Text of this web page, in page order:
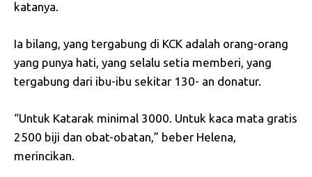
katanya.
Ia bilang, yang tergabung di KCK adalah orang-orang
yang punya hati, yang selalu setia memberi, yang
tergabung dari ibu-ibu sekitar 130- an donatur.
“Untuk Katarak minimal 3000. Untuk kaca mata gratis
2500 biji dan obat-obatan,” beber Helena,
merincikan.